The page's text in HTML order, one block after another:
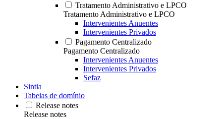
Tratamento Administrativo e LPCO
Tratamento Administrativo e LPCO
Intervenientes Anuentes
Intervenientes Privados
Pagamento Centralizado
Pagamento Centralizado
Intervenientes Anuentes
Intervenientes Privados
Sefaz
Sintia
Tabelas de domínio
Release notes
Release notes